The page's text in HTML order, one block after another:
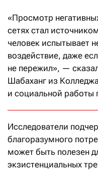
«Просмотр
сетях стал
человек испытывает
воздействие, даже
не пережил», —
Шабаханг из
и социальной работы
Исследователи
благоразумного
может быть полезен
экзистенциальных